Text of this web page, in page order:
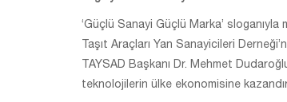
‘Güçlü Sanayi Güçlü Marka’
Taşıt Araçları Yan Sanayicileri
TAYSAD Başkanı Dr. Mehmet
teknolojilerin ülke ekonomisine